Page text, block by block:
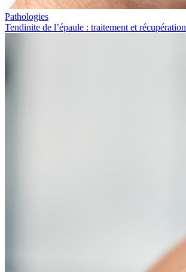
Pathologies
Tendinite de l’épaule : traitement et récupération